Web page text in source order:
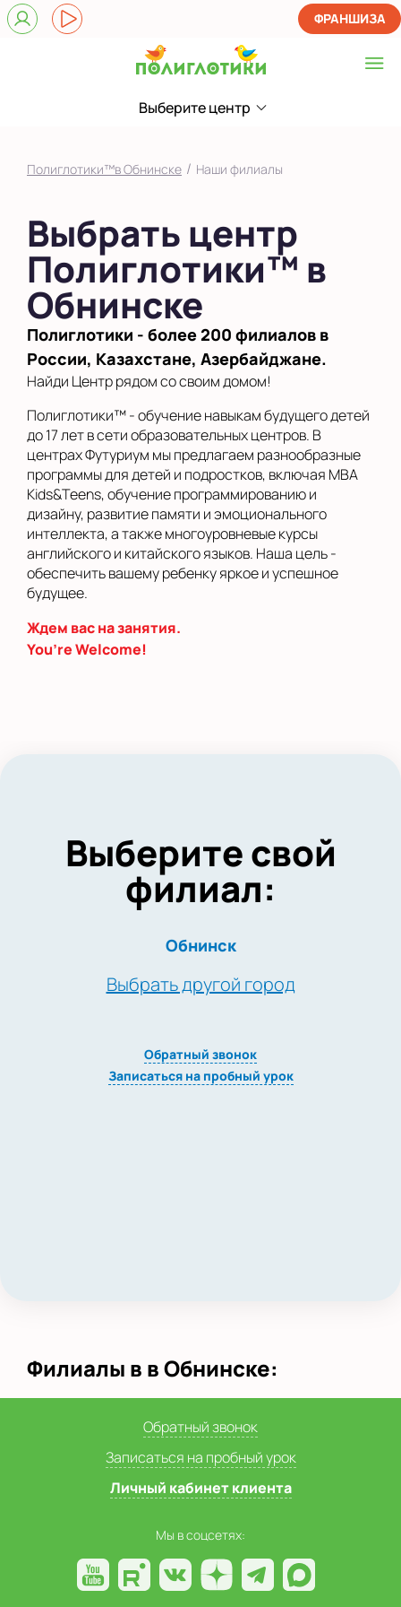
Выберите центр
Выберите центр
ФРАНШИЗА
Полиглотики™в Обнинске / Наши филиалы
Выбрать центр
Полиглотики™ в
Обнинске
Полиглотики - более 200 филиалов в
России, Казахстане, Азербайджане.
Найди Центр рядом со своим домом!
Полиглотики™ - обучение навыкам будущего детей
до 17 лет в сети образовательных центров. В
центрах Футуриум мы предлагаем разнообразные
программы для детей и подростков, включая MBA
Kids&Teens, обучение программированию и
дизайну, развитие памяти и эмоционального
интеллекта, а также многоуровневые курсы
английского и китайского языков. Наша цель -
обеспечить вашему ребенку яркое и успешное
будущее.
Ждем вас на занятия.
You’re Welcome!
Выберите свой
филиал:
Обнинск
Выбрать другой город
Обратный звонок
Записаться на пробный урок
Филиалы в в Обнинске:
Обратный звонок
Записаться на пробный урок
Личный кабинет клиента
Мы в соцсетях: